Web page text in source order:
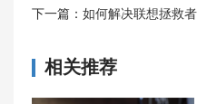
下一篇： 如何解决联想拯救
相关推荐